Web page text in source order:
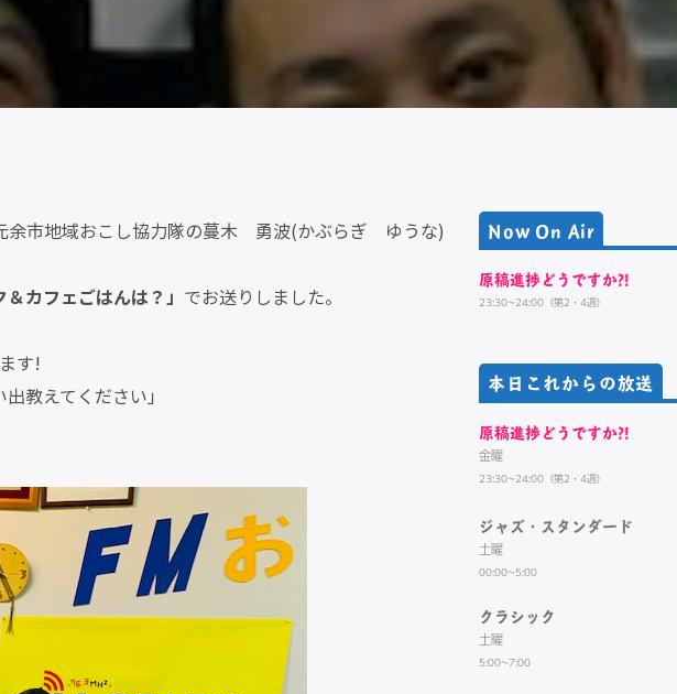
余市地域おこし協力隊の蔓木 勇波(かぶらぎ ゆうな)
カフェごはんは？」 でお送りしました。
す!
教えてください」
Now On Air
原稿進捗どうですか?!
23:30~24:00（第2・4週）
本日これからの放送
原稿進捗どうですか?!
金曜
23:30~24:00（第2・4週）
ジャズ・スタンダード
土曜
00:00~5:00
クラシック
土曜
5:00~7:00